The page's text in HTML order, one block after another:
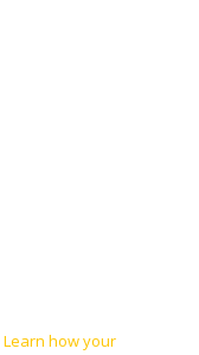
Learn how your